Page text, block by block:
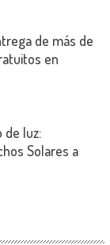
de más de
en
de luz:
Solares a